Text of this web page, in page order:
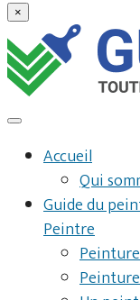
×
Accueil
Qui
Guide du
Peintre